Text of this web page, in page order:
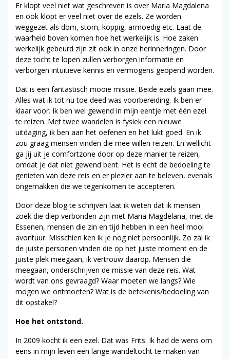
Er klopt veel niet wat geschreven is over Maria Magdalena
en ook klopt er veel niet over de ezels. Ze worden
weggezet als dom, stom, koppig, armoedig etc. Laat de
waarheid boven komen hoe het werkelijk is. Hoe zaken
werkelijk gebeurd zijn zit ook in onze herinneringen. Door
deze tocht te lopen zullen verborgen informatie en
verborgen intuitieve kennis en vermogens geopend worden.
Dat is een fantastisch mooie missie. Beide ezels gaan mee.
Alles wat ik tot nu toe deed was voorbereiding. Ik ben er
klaar voor. Ik ben wel gewend in mijn eentje met één ezel
te reizen. Met twee wandelen is fysiek een nieuwe
uitdaging, ik ben aan het oefenen en het lukt goed. En ik
zou graag mensen vinden die mee willen reizen. En wellicht
ga jij uit je comfortzone door op deze manier te reizen,
omdat je dat niet gewend bent. Het is echt de bedoeling te
genieten van deze reis en er plezier aan te beleven, evenals
ongemakken die we tegenkomen te accepteren.
Door deze blog te schrijven laat ik weten dat ik mensen
zoek die diep verbonden zijn met Maria Magdelana, met de
Essenen, mensen die zin en tijd hebben in een heel mooi
avontuur. Misschien ken ik je nog niet persoonlijk. Zo zal ik
de juiste personen vinden die op het juiste moment en de
juiste plek meegaan, ik vertrouw daarop. Mensen die
meegaan, onderschrijven de missie van deze reis. Wat
wordt van ons gevraagd? Waar moeten we langs? Wie
mogen we ontmoeten? Wat is de betekenis/bedoeling van
dit opstakel?
Hoe het ontstond.
In 2009 kocht ik een ezel. Dat was Frits. Ik had de wens om
eens in mijn leven een lange wandeltocht te maken van